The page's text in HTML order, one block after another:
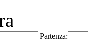
Partenza: